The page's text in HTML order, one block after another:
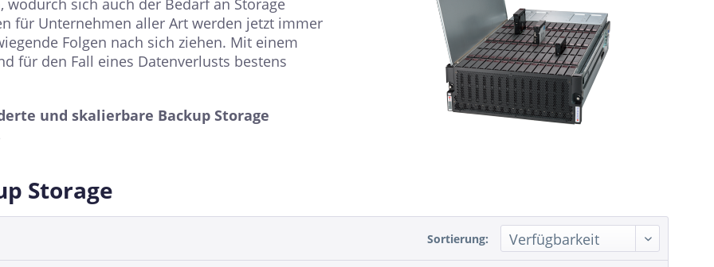
sich auch der Bedarf an Storage
für Unternehmen aller Art werden jetzt immer
Folgen nach sich ziehen. Mit einem
für den Fall eines Datenverlusts bestens
und skalierbare Backup Storage
Storage
Sortierung: